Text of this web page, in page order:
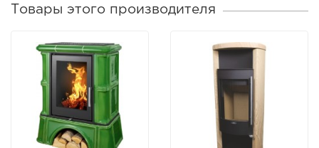
Товары этого производителя